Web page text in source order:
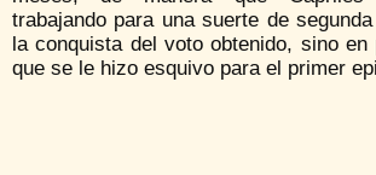
trabajando para una suerte de
la conquista del voto obtenido, sino en
que se le hizo esquivo para el primer